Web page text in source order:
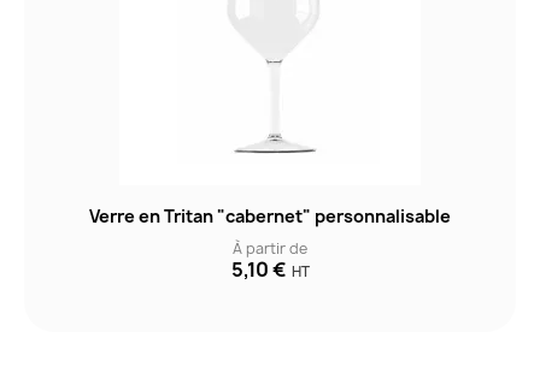
Verre en Tritan "cabernet" personnalisable
À partir de
5,10 € HT